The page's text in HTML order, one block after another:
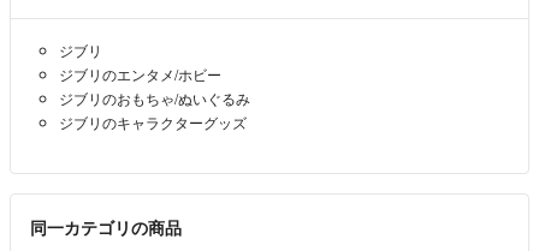
ジブリ
ジブリのエンタメ/ホビー
ジブリのおもちゃ/ぬいぐるみ
ジブリのキャラクターグッズ
同一カテゴリの商品